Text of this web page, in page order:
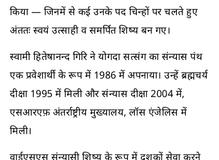
किया — जिनमें से कई उनके पद चिन्हों पर चलते हुए
अंततः स्वयं उत्साही व समर्पित शिष्य बन गए।
स्वामी हितेषानन्द गिरि ने योगदा सत्संग का संन्यास पंथ
एक प्रवेशार्थी के रूप में 1986 में अपनाया। उन्हें ब्रह्मचर्य
दीक्षा 1995 में मिली और संन्यास दीक्षा 2004 में,
एसआरएफ़ अंतर्राष्ट्रीय मुख्यालय, लॉस एंजेलिस में
मिली।
वाईएसएस संन्यासी शिष्य के रूप में दशकों सेवा करने